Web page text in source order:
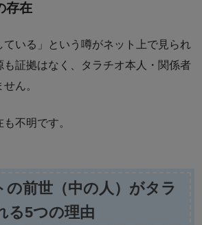
存在
ている」という噂がネット上で見られ
も証拠はなく、タラチオ本人・関係者
ん。
不明です。
の前世（中の人）がタラ
る5つの理由